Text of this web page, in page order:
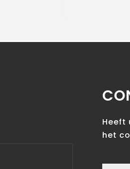
Heeft
het